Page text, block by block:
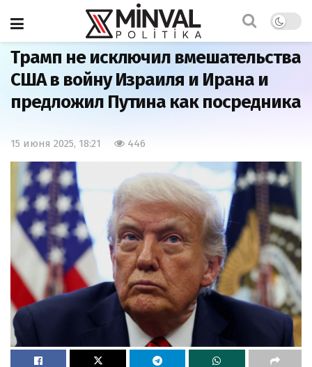
Главная
Трамп не исключил вмешательства
США в войну Израиля и Ирана и
предложил Путина как посредника
15 июня 2025, 18:21 446